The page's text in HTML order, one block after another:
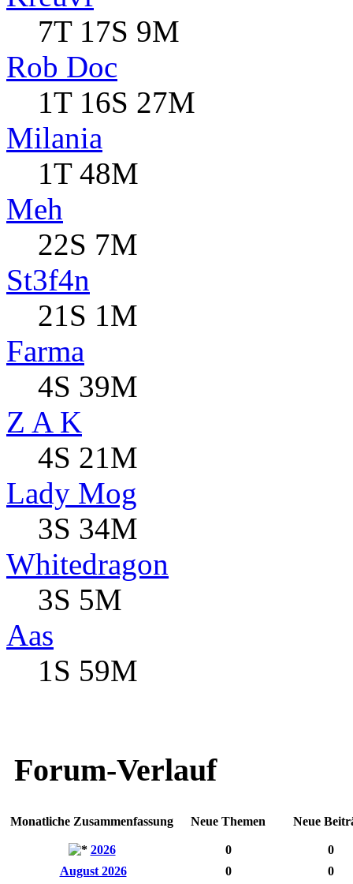
7T 17S 9M
Rob Doc
1T 16S 27M
Milania
1T 48M
Meh
22S 7M
St3f4n
21S 1M
Farma
4S 39M
Z A K
4S 21M
Lady Mog
3S 34M
Whitedragon
3S 5M
Aas
1S 59M
Forum-Verlauf
Monatliche Zusammenfassung Neue Themen Neue
2026 0
0
August 2026
0
0